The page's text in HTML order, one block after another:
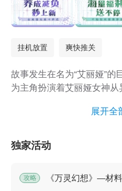
挂机放置 爽快推关
故事发生在名为“艾丽娅”的
为主角扮演着艾丽娅女神
之人，邂逅并率领多种多
程。
展开全
独家活动
攻略 《万灵幻想》—材